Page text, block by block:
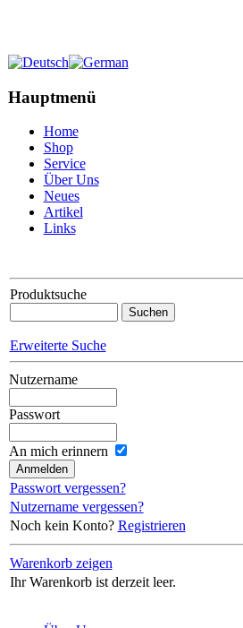
Hauptmenü
Home
Shop
Service
Über Uns
Neues
Artikel
Links
Produktsuche
Erweiterte Suche
Nutzername
Passwort
An mich erinnern
Passwort vergessen?
Nutzername vergessen?
Noch kein Konto? Registrieren
Warenkorb zeigen
Ihr Warenkorb ist derzeit leer.